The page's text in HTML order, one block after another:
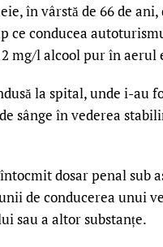
în vârstă de 66 de ani,
ce conducea
mg/l alcool pur în aerul
la spital, unde i-au
sânge în vederea
dosar penal sub
de conducerea unui
sau a altor substanțe.